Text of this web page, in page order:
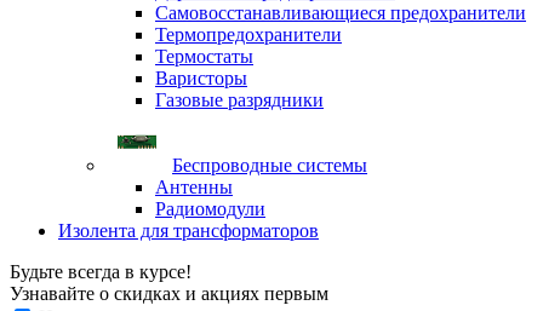
Самовосстанавливающиеся предохранители
Термопредохранители
Термостаты
Варисторы
Газовые разрядники
Беспроводные системы
Антенны
Радиомодули
Изолента для трансформаторов
Будьте всегда в курсе!
Узнавайте о скидках и акциях первым